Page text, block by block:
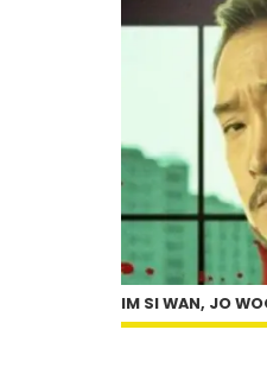
IM SI WAN, JO